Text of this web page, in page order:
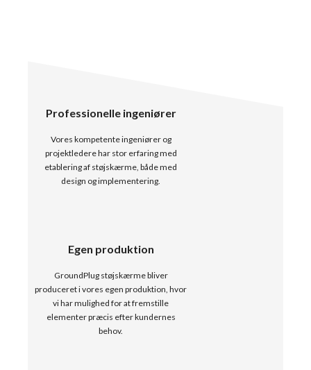
Professionelle ingeniører
Vores kompetente ingeniører og
projektledere har stor erfaring med
etablering af støjskærme, både med
design og implementering.
Egen produktion
GroundPlug støjskærme bliver
produceret i vores egen produktion, hvor
vi har mulighed for at fremstille
elementer præcis efter kundernes
behov.